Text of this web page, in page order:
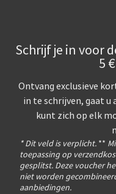
Schrijf je in voor
5
Ontvang exclusieve
in te schrijven, gaat u
kunt zich op elk
* Dit veld is verplicht. **
toepassing op
gesplitst. Deze voucher
niet worden
aanbiedingen.